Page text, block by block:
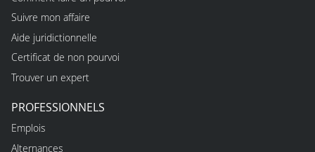
Suivre mon affaire
Aide juridictionnelle
Certificat de non pourvoi
Trouver un expert
PROFESSIONNELS
Emplois
Alternances